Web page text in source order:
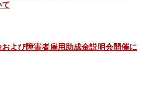
て
よび障害者雇用助成金説明会開催に